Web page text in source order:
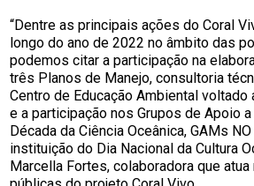
“Dentre as principais ações do Coral
longo do ano de 2022 no âmbito das
podemos citar a participação na
três Planos de Manejo, consultoria
Centro de Educação Ambiental voltado
e a participação nos Grupos de Apoio
Década da Ciência Oceânica, GAMs
instituição do Dia Nacional da Cultura
Marcella Fortes, colaboradora que